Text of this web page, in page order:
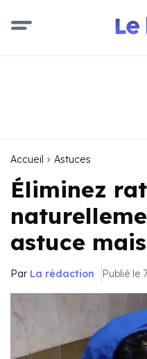
Accueil Astuces
Éliminez
astuce
Par La rédaction Publié le